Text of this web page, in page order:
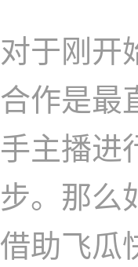
对于刚开
合作是最
手主播进
步。那么
借助飞瓜